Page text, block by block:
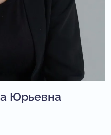
Юрьевна